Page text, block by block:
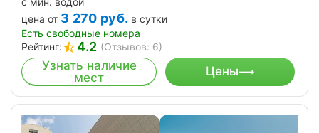
цена от 3 270 руб. в сутки
Есть свободные номера
Рейтинг:
4.2 (Отзывов: 6)
Узнать наличие
мест
Цены